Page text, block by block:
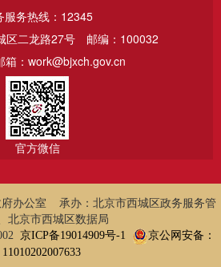
服务热线：12345
区二龙路27号
邮编：100032
箱：work@bjxch.gov.cn
官方微信
府办公室 承办：北京市西城区政务服务管
北京市西城区数据局
京ICP备19014909号-1
京公网安备：
11010202007633